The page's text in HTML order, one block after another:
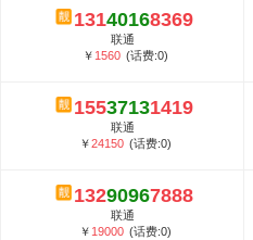
13140168369
联通
￥ 1560 (话费:0)
15537131419
联通
￥24150 (话费:0)
13290967888
联通
￥ 19000 (话费:0)